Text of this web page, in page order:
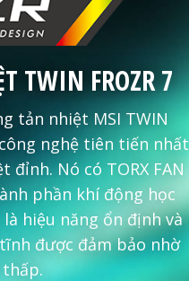
TWIN FROZR 7
tản nhiệt MSI TWIN
nghệ tiên tiến nhất
Nó có TORX FAN
phần khí động học
hiệu năng ổn định và
được đảm bảo nhờ